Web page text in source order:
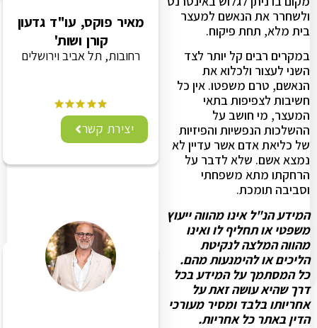
ולשחרר את הנאשם למעצר
בית מלא, תחת פיקוח.
במקרים רבים קל יותר לצד
השני לעצור ולכלוא את
הנאשם, טרם משפטו. אין כל
חשיבות לצפיפות בתאי
המעצר, מי חושב על
ההשלכות הנפשיות והפיזיות
של כליאת אדם אשר עדיין לא
נמצא אשם. שלא לדבר על
הרחקתו מתא משפחתי
וסביבה תומכת.
המידע הנ"ל אינו מהווה ייעוץ
משפטי או תחליף לו ואינו
מהווה המלצה לנקיטת
הליכים או להימנעות מהם.
כל המסתמך על המידע בכל
דרך שהיא עושה זאת על
אחריותו בלבד ומסיר מעורכי
הדין באתר כל אחריות.
מאיר פוקס, עו"ד גדעון
קורן ושות'
רחובות, תל אביב וירושלים
יצירת קשר